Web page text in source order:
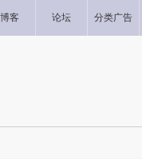
博客 论坛 分类广告